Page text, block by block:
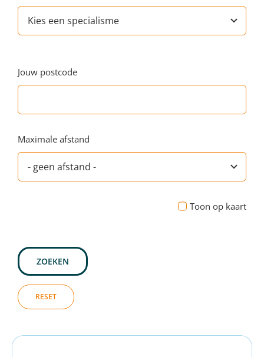
Jouw postcode
Maximale afstand
Toon op kaart
ZOEKEN
RESET